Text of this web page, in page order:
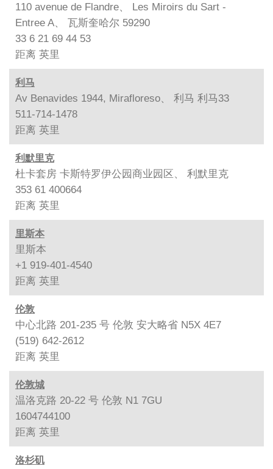
110 avenue de Flandre、 Les Miroirs du Sart -
Entree A、 瓦斯奎哈尔 59290
33 6 21 69 44 53
距离 英里
利马
Av Benavides 1944, Mirafloreso、 利马 利马33
511-714-1478
距离 英里
利默里克
杜卡套房 卡斯特罗伊公园商业园区、 利默里克
353 61 400664
距离 英里
里斯本
里斯本
+1 919-401-4540
距离 英里
伦敦
中心北路 201-235 号 伦敦 安大略省 N5X 4E7
(519) 642-2612
距离 英里
伦敦城
温洛克路 20-22 号 伦敦 N1 7GU
1604744100
距离 英里
洛杉矶